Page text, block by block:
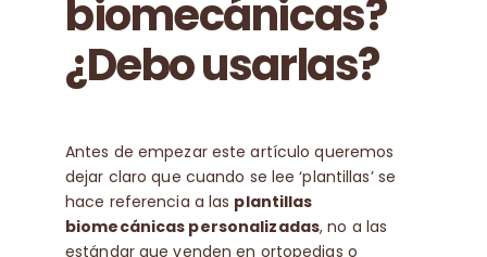
Tienda online
Trabaja con nosotros
biomecánicas?
¿Debo usarlas?
Antes de empezar este artículo queremos
dejar claro que cuando se lee ‘plantillas’ se
hace referencia a las plantillas
biomecánicas personalizadas, no a las
estándar que venden en ortopedias o